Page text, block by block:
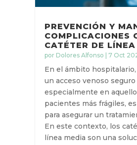
DE
EL CATÉTER DE
MEDIA
porDolores Alfonso|7 Oct
En el ámbito hospitalario,
garantizar un acceso
seguro y duradero,